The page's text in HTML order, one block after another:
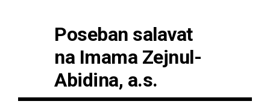
Poseban salavat
na Imama Zejnul-
Abidina, a.s.